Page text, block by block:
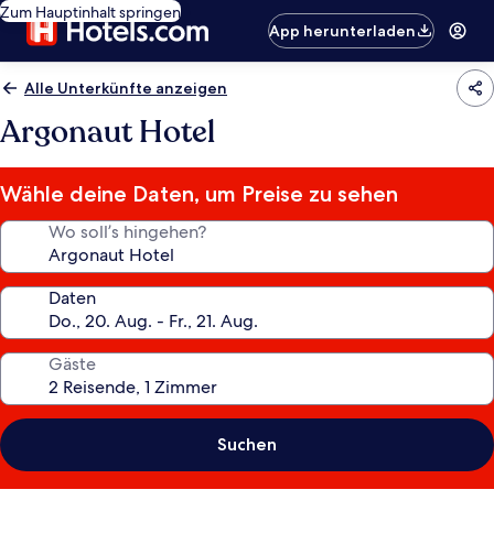
Zum Hauptinhalt springen
App herunterladen
Alle Unterkünfte anzeigen
Argonaut Hotel
Wähle deine Daten, um Preise zu sehen
Wo soll’s hingehen?
Daten
Gäste
Suchen